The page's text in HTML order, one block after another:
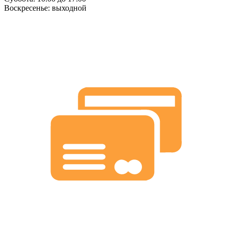
Воскресенье: выходной